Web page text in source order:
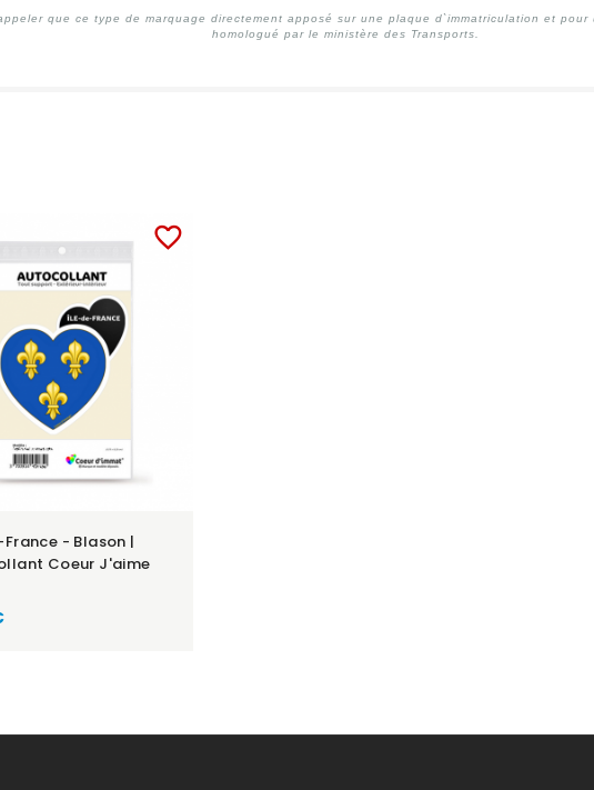
que ce type de marquage directement apposé sur une plaque d`immatriculation et
homologué par le ministère des Transports.
favorite_border
- Blason |
Coeur J'aime